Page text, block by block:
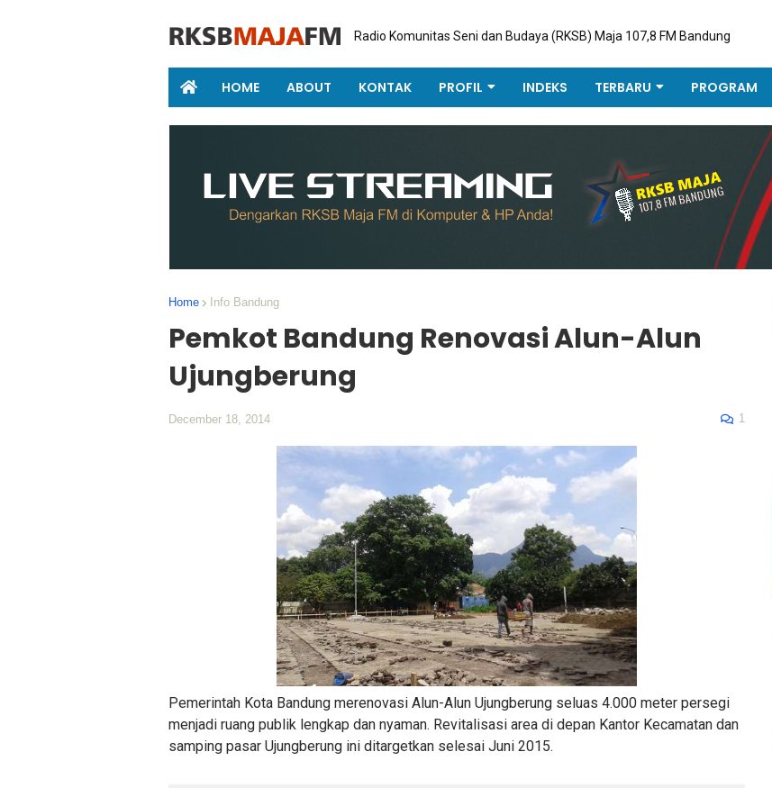
Radio Komunitas Seni dan Budaya (RKSB) Maja 107,8 FM Bandung
HOME ABOUT KONTAK PROFIL INDEKS TERBARU PROGRAM
Home Info Bandung
Pemkot Bandung Renovasi Alun-Alun
Ujungberung
December 18, 2014 1
Pemerintah Kota Bandung merenovasi Alun-Alun Ujungberung seluas 4.000 meter persegi
menjadi ruang publik lengkap dan nyaman. Revitalisasi area di depan Kantor Kecamatan dan
samping pasar Ujungberung ini ditargetkan selesai Juni 2015.